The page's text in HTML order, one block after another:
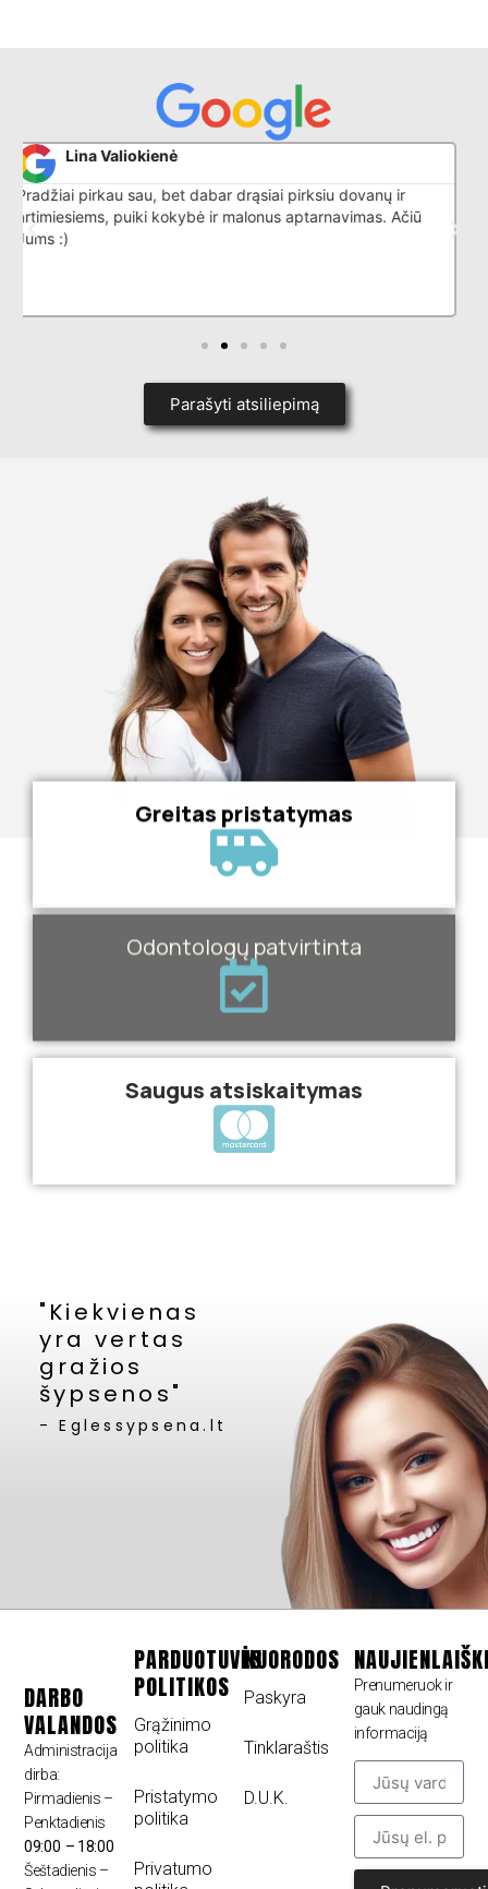
Donatas G
Puikiai išmano savo darbą, nuostabus aptarnavimas
Parašyti atsiliepimą
Greitas pristatymas
Odontologų patvirtinta
Saugus atsiskaitymas
"Kiekvienas
yra vertas
gražios
šypsenos"
- Eglessypsena.lt
DARBO
VALANDOS
Administracija
dirba:
Pirmadienis –
Penktadienis
09:00 – 18:00
Šeštadienis –
PARDUOTUVĖS
POLITIKOS
Grąžinimo
politika
Pristatymo
politika
Privatumo
NUORODOS
Paskyra
Tinklaraštis
D.U.K.
Prenumeruok ir
gauk naudingą
informaciją